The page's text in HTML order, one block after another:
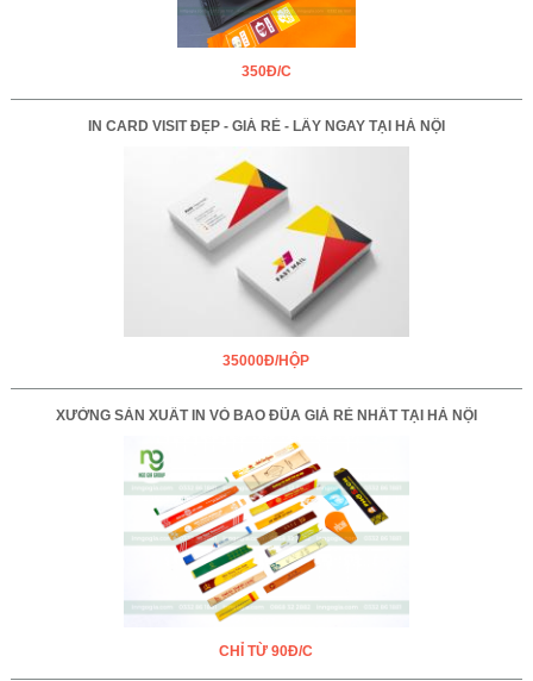
350Đ/C
IN CARD VISIT ĐẸP - GIÁ RẺ - LẤY NGAY TẠI HÀ NỘI
35000Đ/HỘP
XƯỞNG SẢN XUẤT IN VỎ BAO ĐŨA GIÁ RẺ NHẤT TẠI HÀ NỘI
CHỈ TỪ 90Đ/C